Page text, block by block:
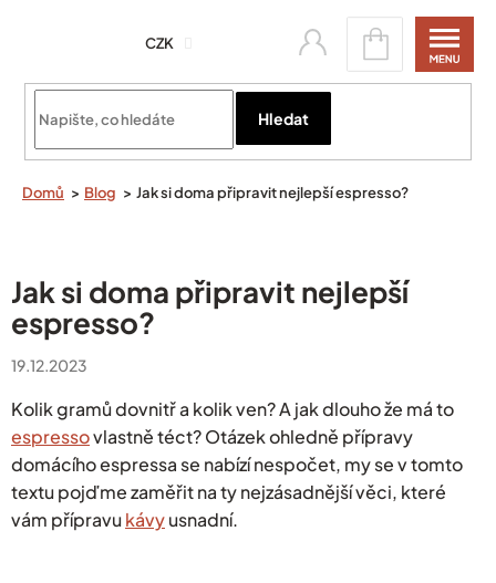
CZK
Hledat
Nákupní
košík
Domů Blog Jak si doma připravit nejlepší espresso?
Jak si doma připravit nejlepší
espresso?
19.12.2023
Kolik gramů dovnitř a kolik ven? A jak dlouho že má to
espressovlastně téct? Otázek ohledně přípravy
domácího espressa se nabízí nespočet, my se v tomto
textu pojďme zaměřit na ty nejzásadnější věci, které
vám přípravukávyusnadní.